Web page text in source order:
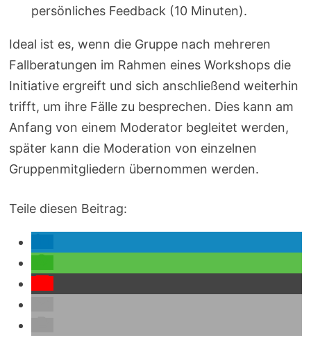
persönliches Feedback (10 Minuten).
Ideal ist es, wenn die Gruppe nach mehreren
Fallberatungen im Rahmen eines Workshops die
Initiative ergreift und sich anschließend weiterhin
trifft, um ihre Fälle zu besprechen. Dies kann am
Anfang von einem Moderator begleitet werden,
später kann die Moderation von einzelnen
Gruppenmitgliedern übernommen werden.
Teile diesen Beitrag: